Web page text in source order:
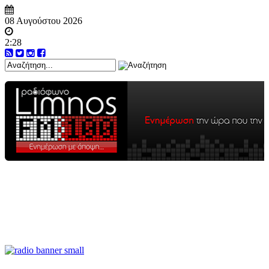
08 Αυγούστου 2026
2:28